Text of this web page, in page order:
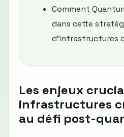
Comment
dans cette
d’infrastructures
Les enjeux
infrastructures
au défi post-